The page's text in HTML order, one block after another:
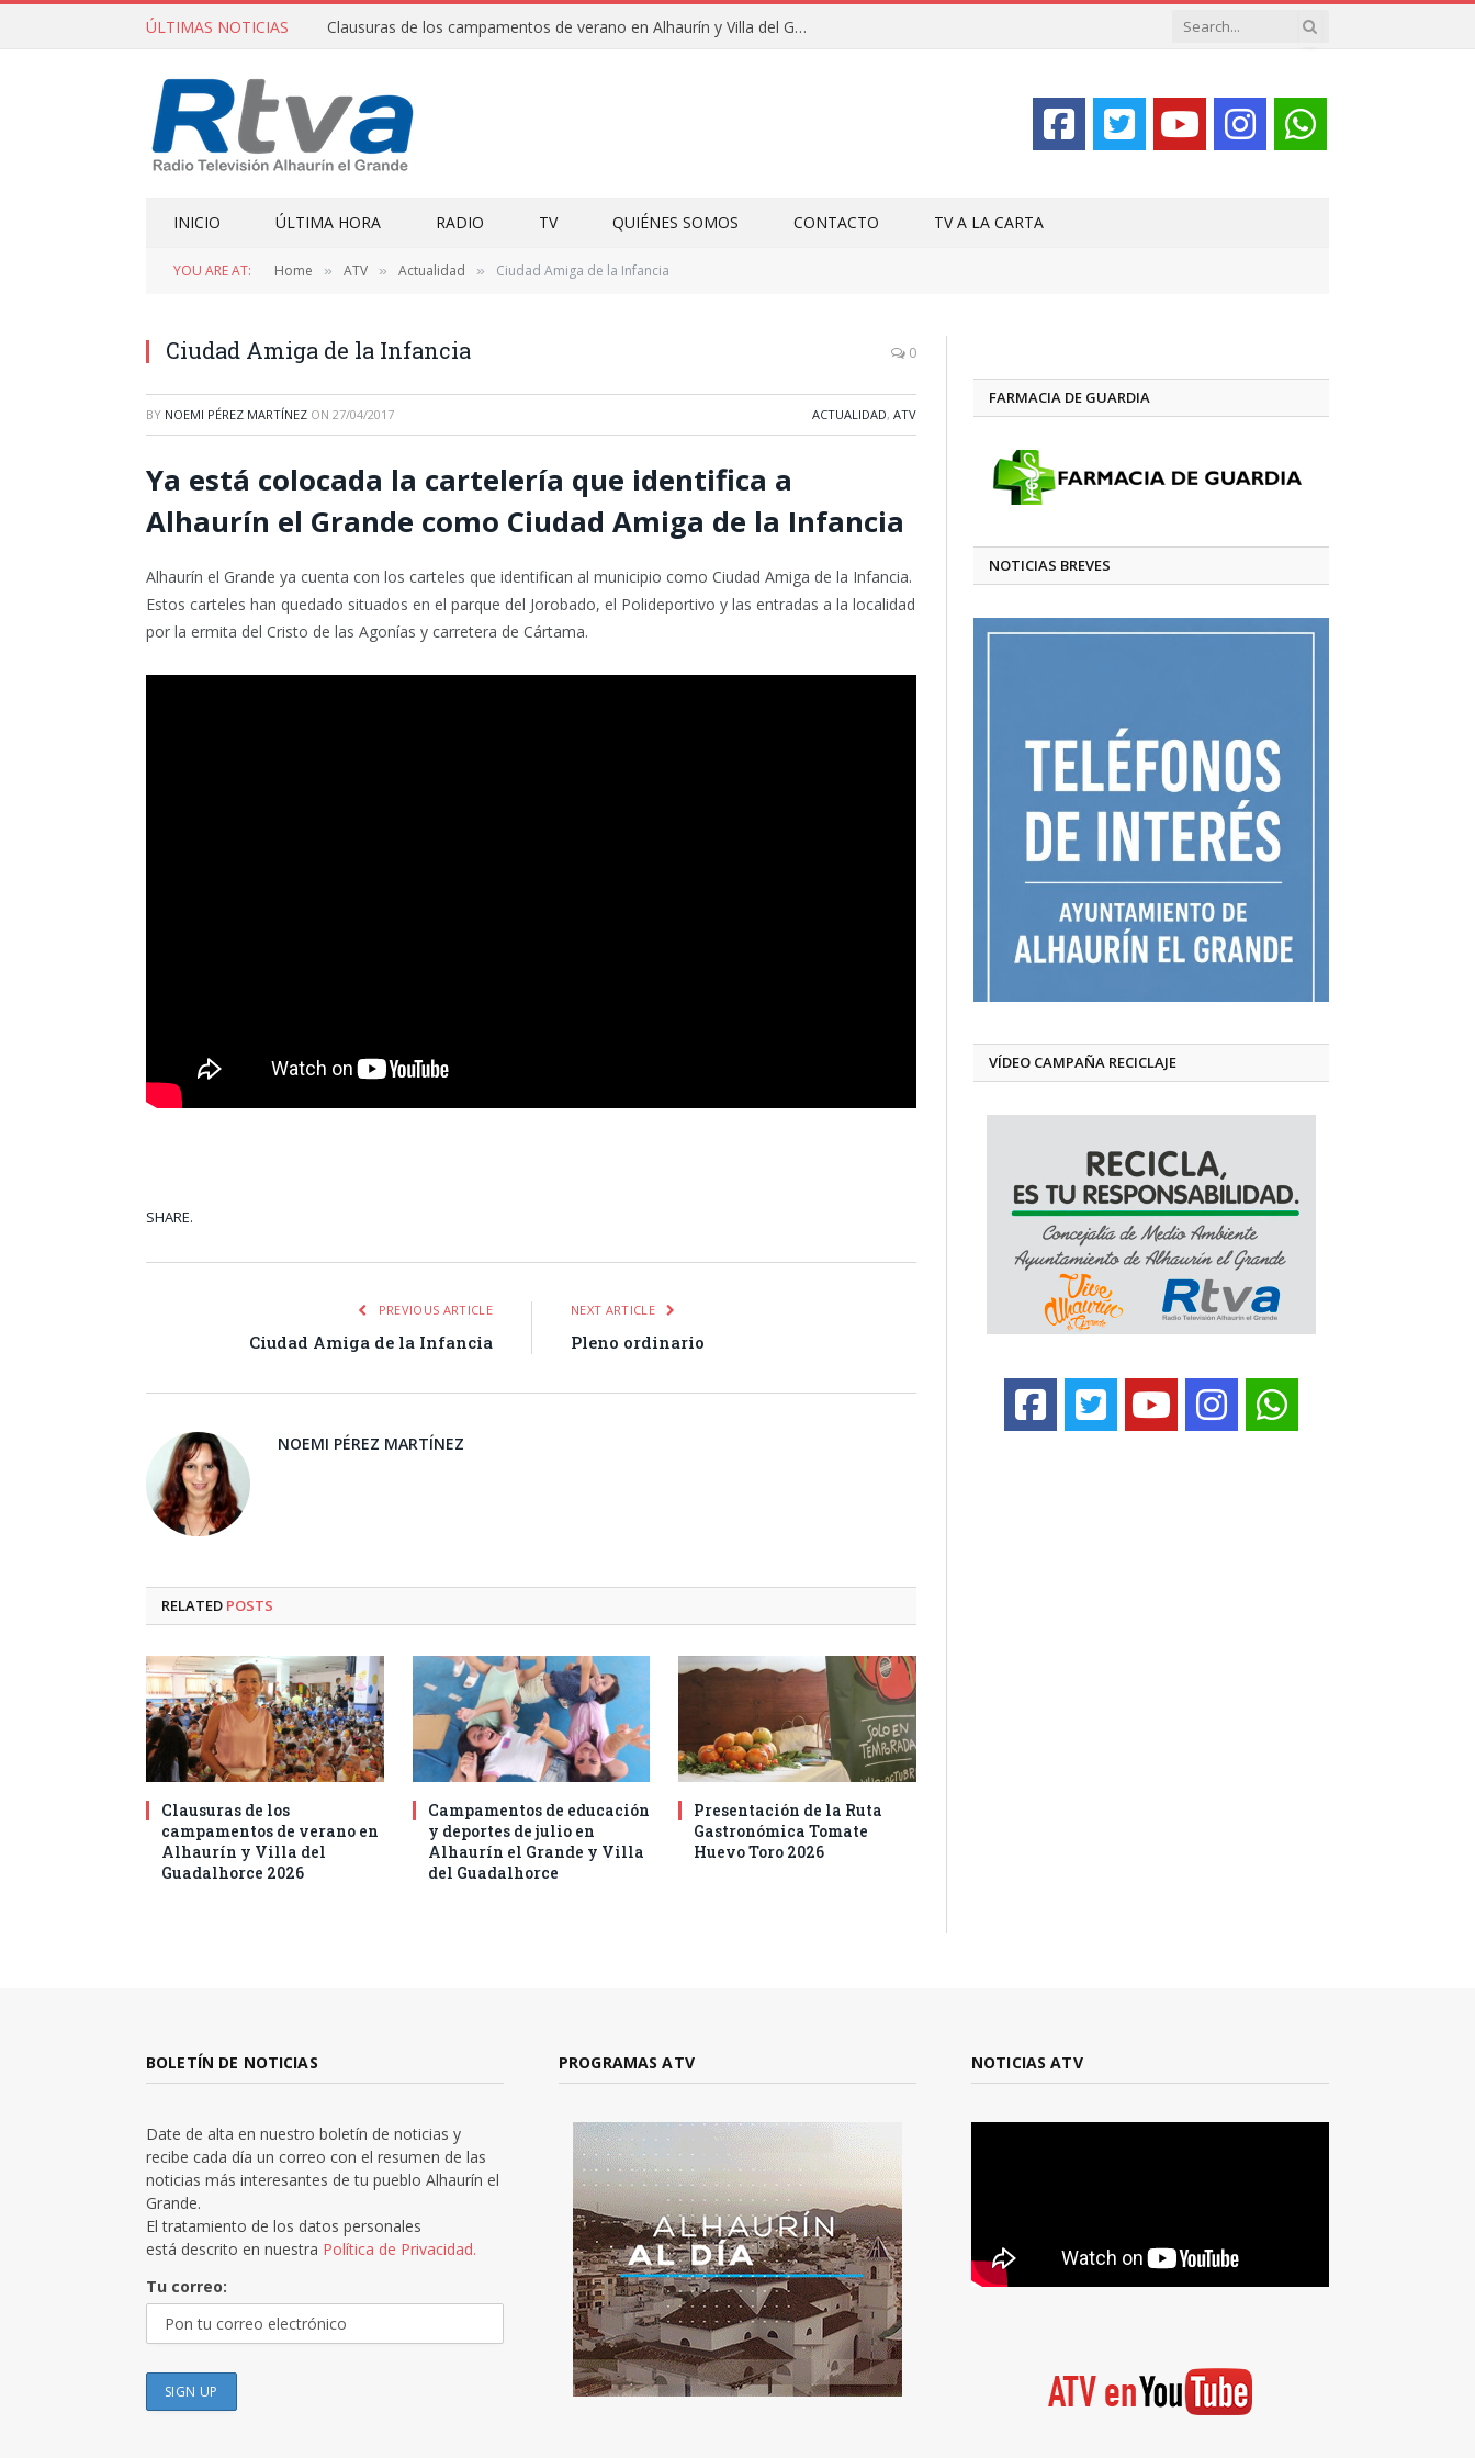
ÚLTIMAS NOTICIAS Clausuras de los campamentos de verano en Alhaurín y Villa del Guadalhorce 2026
INICIO ÚLTIMA HORA RADIO TV QUIÉNES SOMOS CONTACTO TV A LA CARTA
YOU ARE AT: Home » ATV » Actualidad » Ciudad Amiga de la Infancia
Ciudad Amiga de la Infancia 0
BY NOEMI PÉREZ MARTÍNEZ ON 27/04/2017 ACTUALIDAD, ATV
Ya está colocada la cartelería que identifica a
Alhaurín el Grande como Ciudad Amiga de la Infancia
Alhaurín el Grande ya cuenta con los carteles que identifican al municipio como Ciudad Amiga de la Infancia.
Estos carteles han quedado situados en el parque del Jorobado, el Polideportivo y las entradas a la localidad
por la ermita del Cristo de las Agonías y carretera de Cártama.
SHARE.
PREVIOUS ARTICLE
Ciudad Amiga de la Infancia
NEXT ARTICLE
Pleno ordinario
NOEMI PÉREZ MARTÍNEZ
RELATED POSTS
Clausuras de los
campamentos de verano en
Alhaurín y Villa del
Guadalhorce 2026
Campamentos de educación
y deportes de julio en
Alhaurín el Grande y Villa
del Guadalhorce
Presentación de la Ruta
Gastronómica Tomate
Huevo Toro 2026
FARMACIA DE GUARDIA
NOTICIAS BREVES
VÍDEO CAMPAÑA RECICLAJE
BOLETÍN DE NOTICIAS
Date de alta en nuestro boletín de noticias y
recibe cada día un correo con el resumen de las
noticias más interesantes de tu pueblo Alhaurín el
Grande.
El tratamiento de los datos personales
está descrito en nuestra Política de Privacidad.
Tu correo:
PROGRAMAS ATV NOTICIAS ATV